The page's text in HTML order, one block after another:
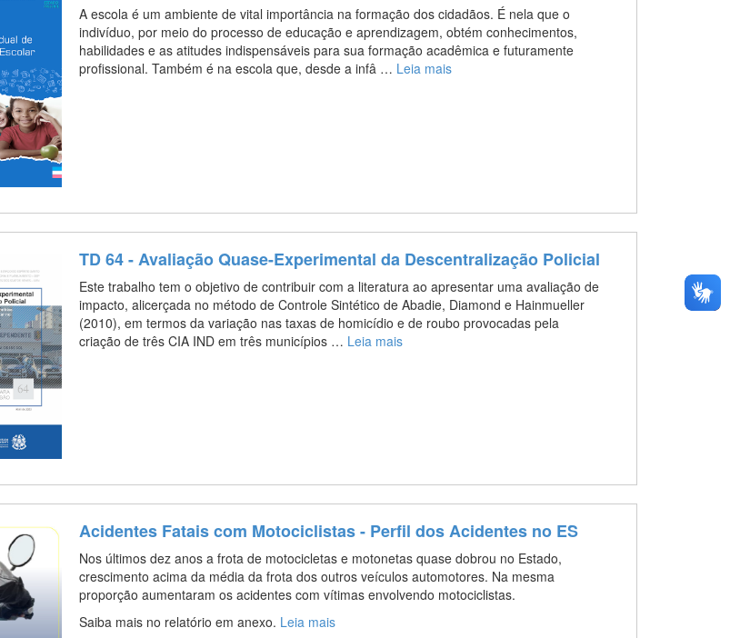
A escola é um ambiente de vital importância na formação dos cidadãos. É nela que o
indivíduo, por meio do processo de educação e aprendizagem, obtém conhecimentos,
habilidades e as atitudes indispensáveis para sua formação acadêmica e futuramente
profissional. Também é na escola que, desde a infâ … Leia mais
TD 64 - Avaliação Quase-Experimental da Descentralização Policial
Este trabalho tem o objetivo de contribuir com a literatura ao apresentar uma avaliação de
impacto, alicerçada no método de Controle Sintético de Abadie, Diamond e Hainmueller
(2010), em termos da variação nas taxas de homicídio e de roubo provocadas pela
criação de três CIA IND em três municípios … Leia mais
Acidentes Fatais com Motociclistas - Perfil dos Acidentes no ES
Nos últimos dez anos a frota de motocicletas e motonetas quase dobrou no Estado,
crescimento acima da média da frota dos outros veículos automotores. Na mesma
proporção aumentaram os acidentes com vítimas envolvendo motociclistas.
Saiba mais no relatório em anexo. Leia mais